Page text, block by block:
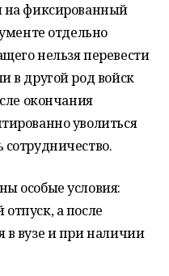
на фиксированный
отдельно
нельзя перевести
в другой род войск
окончания
уволиться
особые условия:
а после
в вузе и при наличии